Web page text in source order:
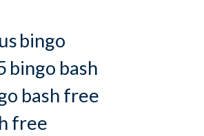
bingo
bingo bash
bash free
free